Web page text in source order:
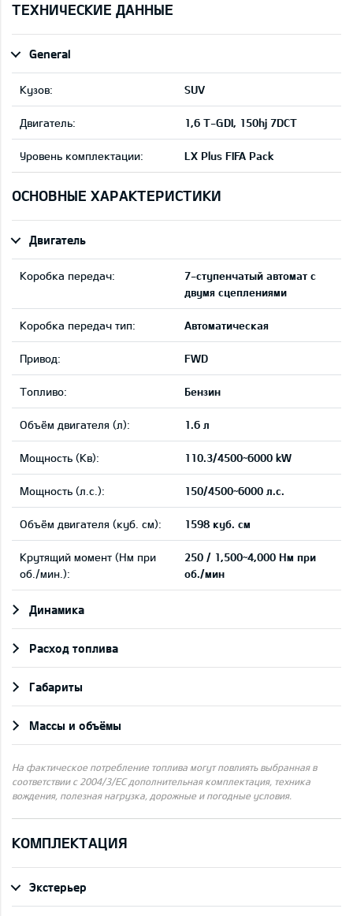
ТЕХНИЧЕСКИЕ ДАННЫЕ
General
Кузов: SUV
Двигатель: 1,6 T-GDI, 150hj 7DCT
Уровень комплектации: LX Plus FIFA Pack
ОСНОВНЫЕ ХАРАКТЕРИСТИКИ
Двигатель
Коробка передач:
7-ступенчатый автомат с
двумя сцеплениями
Коробка передач тип: Автоматическая
Привод: FWD
Tопливо: Бензин
Объём двигателя (л): 1.6 л
Мощность (Кв): 110.3/4500~6000 kW
Мощность (л.с.): 150/4500~6000 л.с.
Объём двигателя (куб. см): 1598 куб. см
Крутящий момент (Нм при
об./мин.):
250 / 1,500~4,000 Нм при
об./мин
Динамика
Pасход топлива
Габариты
Массы и объёмы
На фактическое потребление топлива могут повлиять выбранная в
соответствии с 2004/3/ЕС дополнительная комплектация, техника
вождения, полезная нагрузка, дорожные и погодные условия.
КОМПЛЕКТАЦИЯ
Экстерьер